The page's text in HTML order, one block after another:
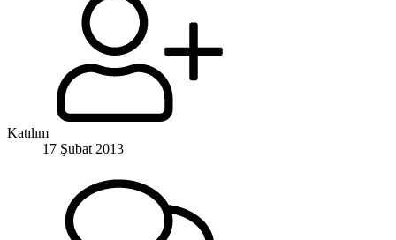
Katılım
17 Şubat 2013